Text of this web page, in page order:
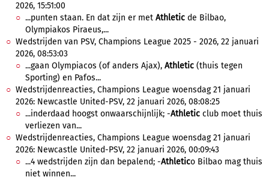
2026, 15:51:00
...punten staan. En dat zijn er met Athletic de Bilbao,
Olympiakos Piraeus,...
Wedstrijden van PSV, Champions League 2025 - 2026, 22 januari
2026, 08:53:03
...gaan Olympiacos (of anders Ajax), Athletic (thuis tegen
Sporting) en Pafos...
Wedstrijdenreacties, Champions League woensdag 21 januari
2026: Newcastle United-PSV, 22 januari 2026, 08:08:25
...inderdaad hoogst onwaarschijnlijk; -Athletic club moet thuis
verliezen van...
Wedstrijdenreacties, Champions League woensdag 21 januari
2026: Newcastle United-PSV, 22 januari 2026, 00:09:43
...4 wedstrijden zijn dan bepalend; -Athletico Bilbao mag thuis
niet winnen...